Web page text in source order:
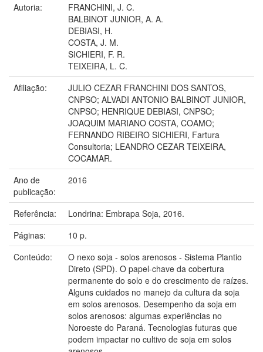
Autoria:
FRANCHINI, J. C.
BALBINOT JUNIOR, A. A.
DEBIASI, H.
COSTA, J. M.
SICHIERI, F. R.
TEIXEIRA, L. C.
Afiliação:
JULIO CEZAR FRANCHINI DOS SANTOS,
CNPSO; ALVADI ANTONIO BALBINOT JUNIOR,
CNPSO; HENRIQUE DEBIASI, CNPSO;
JOAQUIM MARIANO COSTA, COAMO;
FERNANDO RIBEIRO SICHIERI, Fartura
Consultoria; LEANDRO CEZAR TEIXEIRA,
COCAMAR.
Ano de
publicação:
2016
Referência:
Londrina: Embrapa Soja, 2016.
Páginas:
10 p.
Conteúdo:
O nexo soja - solos arenosos - Sistema Plantio
Direto (SPD). O papel-chave da cobertura
permanente do solo e do crescimento de raízes.
Alguns cuidados no manejo da cultura da soja
em solos arenosos. Desempenho da soja em
solos arenosos: algumas experiências no
Noroeste do Paraná. Tecnologias futuras que
podem impactar no cultivo de soja em solos